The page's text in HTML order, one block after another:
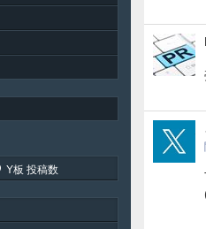
Y板 投稿数